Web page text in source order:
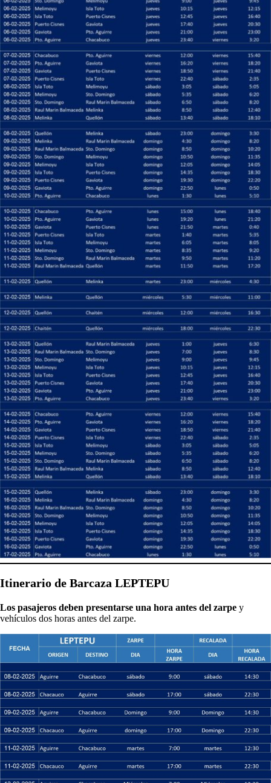
Itinerario de Barcaza LEPTEPU
Los pasajeros deben presentarse una hora antes del zarpe y
vehículos dos horas antes del zarpe.